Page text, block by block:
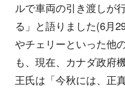
ルで車両の引き渡しが
る」と語りました(6月
やチェリーといった他
も、現在、カナダ政府
王氏は「今秋には、正